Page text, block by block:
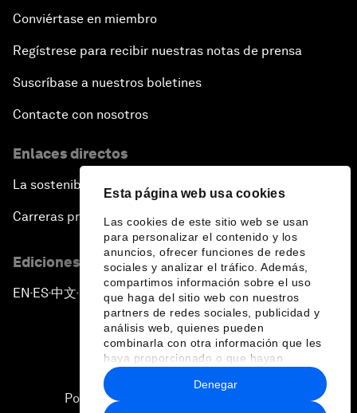
Esta página web usa cookies
Las cookies de este sitio web se usan
para personalizar el contenido y los
anuncios, ofrecer funciones de redes
sociales y analizar el tráfico. Además,
compartimos información sobre el uso
que haga del sitio web con nuestros
partners de redes sociales, publicidad y
análisis web, quienes pueden
combinarla con otra información que les
haya proporcionado o que hayan
recopilado a partir del uso que haya
hecho de sus servicios.
Denegar
Conviértase en miembro
Regístrese para recibir nuestras notas de prensa
Suscríbase a nuestros boletines
Contacte con nosotros
Enlaces directos
La sostenibilidad en el Foro
Carreras profesionales
Ediciones en otros idiomas
EN ▪ ES▪中文▪ 日本語
Política de privacidad y normas de uso